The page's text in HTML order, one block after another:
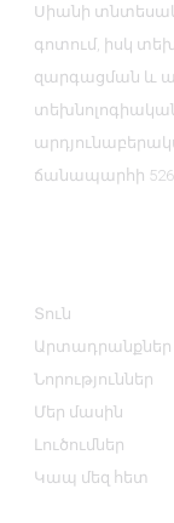
Սիանի
գոտում, իսկ
զարգացման և
ճանապարհի 526
Տուն
Արտադրանքներ
Նորություններ
Մեր մասին
Լուծումներ
Կապ մեզ հետ